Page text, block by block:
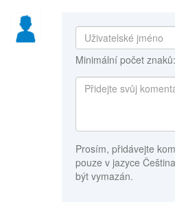
Minimální počet
Prosím, přidávejte
pouze v jazyce
být vymazán.